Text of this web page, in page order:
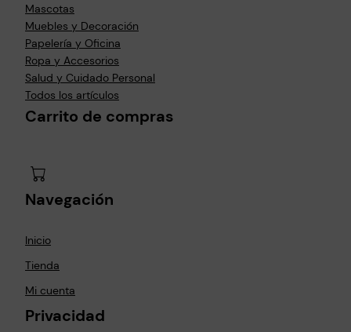
Mascotas
Muebles y Decoración
Papelería y Oficina
Ropa y Accesorios
Salud y Cuidado Personal
Todos los artículos
Carrito de compras
Navegación
Inicio
Tienda
Mi cuenta
Privacidad